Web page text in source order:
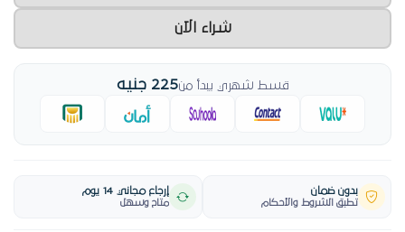
شراء الآن
قسط شهري يبدأ من225 جنيه
بدون ضمان
تطبق الشروط والأحكام
إرجاع مجاني 14 يوم
متاح وسهل